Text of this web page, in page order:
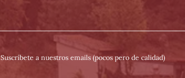
Suscríbete a nuestros emails (pocos pero de calidad)